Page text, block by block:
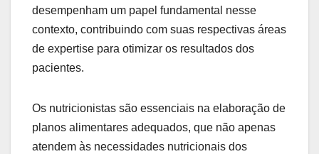
desempenham um papel fundamental nesse
contexto, contribuindo com suas respectivas áreas
de expertise para otimizar os resultados dos
pacientes.
Os nutricionistas são essenciais na elaboração de
planos alimentares adequados, que não apenas
atendem às necessidades nutricionais dos